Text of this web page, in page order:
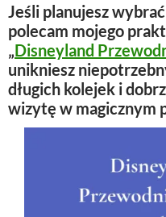
Jeśli planujesz
polecam mojego
„Disneyland
unikniesz
długich kolejek i
wizytę w magicznym